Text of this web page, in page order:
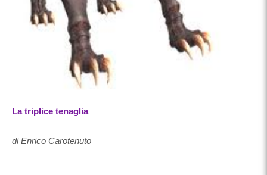
La triplice tenaglia
di Enrico Carotenuto